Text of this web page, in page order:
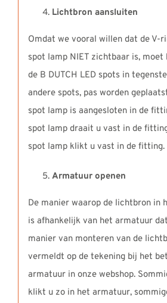
Lichtbron aansluiten
Omdat we vooral willen dat de V-
spot lamp NIET zichtbaar is,
de B DUTCH LED spots in
andere spots, pas worden
spot lamp is aangesloten in de
spot lamp draait u vast in de
spot lamp klikt u vast in de fitting.
Armatuur openen
De manier waarop de lichtbron in
is afhankelijk van het armatuur
manier van monteren van de
vermeldt op de tekening bij het
armatuur in onze webshop.
klikt u zo in het armatuur,